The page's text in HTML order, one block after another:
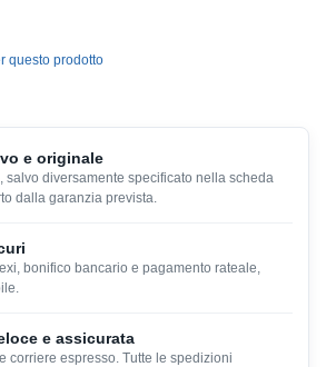
questo prodotto
e originale
salvo diversamente specificato nella scheda
dalla garanzia prevista.
bonifico bancario e pagamento rateale,
e assicurata
corriere espresso. Tutte le spedizioni